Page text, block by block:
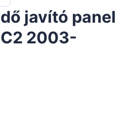
javító panel
2003-